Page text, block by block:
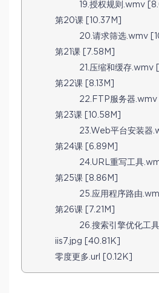
19.授权规则.wmv
第20课 [10.37M]
20.请求筛选.wmv
第21课 [7.58M]
21.压缩和缓存.wmv
第22课 [8.13M]
22.FTP服务器.wmv
第23课 [10.58M]
23.Web平台安装器
第24课 [6.89M]
24.URL重写工具
第25课 [8.86M]
25.应用程序路由
第26课 [7.21M]
26.搜索引擎优化工
iis7.jpg [40.81K]
零度更多.url [0.12K]